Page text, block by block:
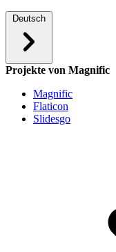
Deutsch
Projekte von Magnific
Magnific
Flaticon
Slidesgo